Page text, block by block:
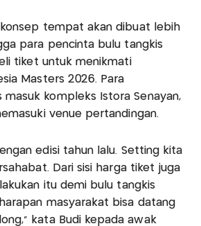
konsep tempat akan dibuat lebih
para pencinta bulu tangkis
tiket untuk menikmati
Masters 2026. Para
kompleks Istora Senayan,
venue pertandingan.
edisi tahun lalu. Setting kita
Dari sisi harga tiket juga
itu demi bulu tangkis
masyarakat bisa datang
kata Budi kepada awak